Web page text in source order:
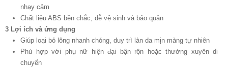
nhạy cảm
Chất liệu ABS bền chắc, dễ vệ sinh và bảo quản
3 Lợi ích và ứng dụng
Giúp loại bỏ lông nhanh chóng, duy trì làn da mịn màng tự nhiên
Phù hợp với phụ nữ hiện đại bận rộn hoặc thường xuyên di
chuyển